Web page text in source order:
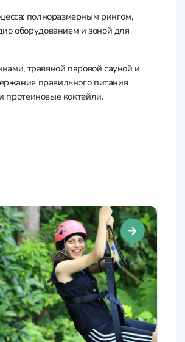
полноразмерным рингом,
оборудованием и зоной для
травяной паровой сауной и
правильного питания
протеиновые коктейли.